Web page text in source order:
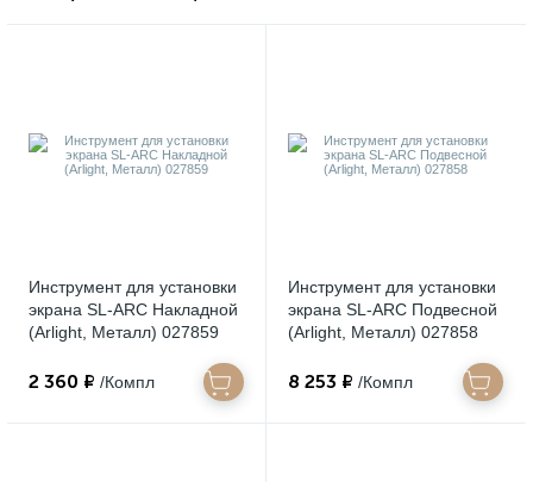
Инструмент для установки
экрана SL-ARC Накладной
(Arlight, Металл) 027859
2 360 ₽ /Компл
Инструмент для установки
экрана SL-ARC Подвесной
(Arlight, Металл) 027858
8 253 ₽ /Компл